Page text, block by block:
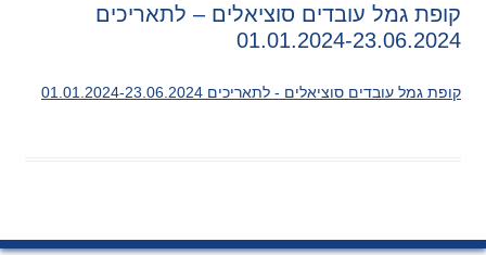
קופת גמל עובדים סוציאלים – לתאריכים
01.01.2024-23.06.2024
קופת גמל עובדים סוציאלים - לתאריכים 01.01.2024-23.06.2024